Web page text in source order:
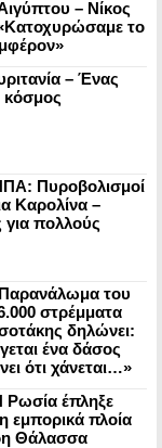
– Νίκος
το
– Ένας
κόσμος
Πυροβολισμοί
Καρολίνα –
πολλούς
Παρανάλωμα του
στρέμματα
δηλώνει:
ένα δάσος
ότι χάνεται…»
Ρωσία έπληξε
εμπορικά πλοία
Θάλασσα